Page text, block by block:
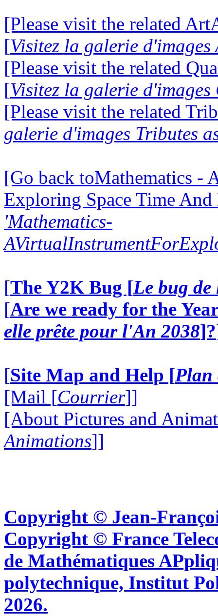
[Please visit the related
[Visitez la galerie d'images
[Please visit the related
[Visitez la galerie d'images
[Please visit the related
galerie d'images Tributes
[Go back toMathematics -
Exploring Space Time
'Mathematics-
[The Y2K Bug [Le bug
[Are we ready for the
elle prête pour l'An 2038]?
[Site Map and Help [Plan
[Mail [Courrier]]
[About Pictures and
Animations]]
Copyright © Jean-
Copyright © France
de Mathématiques
polytechnique, Institut
2026.